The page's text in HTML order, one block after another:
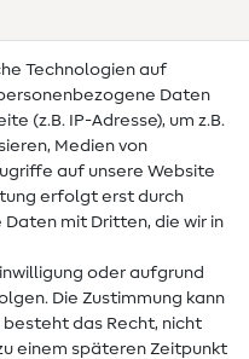
Technologien auf
Daten
(z.B. IP-Adresse), um z.B.
Medien von
auf unsere Website
erfolgt erst durch
mit Dritten, die wir in
oder aufgrund
Die Zustimmung kann
das Recht, nicht
einem späteren Zeitpunkt